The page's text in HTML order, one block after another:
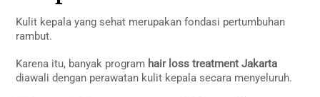
Kulit kepala yang sehat merupakan fondasi pertumbuhan
rambut.
Karena itu, banyak program hair loss treatment Jakarta
diawali dengan perawatan kulit kepala secara menyeluruh.